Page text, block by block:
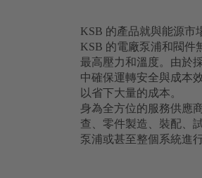
KSB 的產品就與能源市
KSB 的電廠泵浦和閥件
最高壓力和溫度。由於
中確保運轉安全與成本
以省下大量的成本。
身為全方位的服務供應
查、零件製造、裝配、
泵浦或甚至整個系統進